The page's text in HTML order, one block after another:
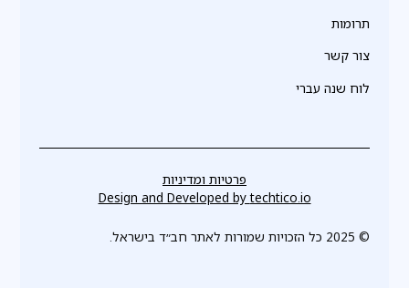
תרומות
צור קשר
לוח שנה עברי
© 2025 כל הזכויות שמורות לאתר חב״ד בישראל.
פרטיות ומדיניות
Design and Developed bytechtico.io